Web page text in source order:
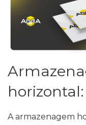
A armazenagem